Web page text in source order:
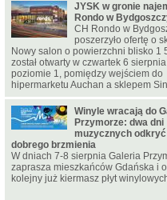
JYSK w gronie
Rondo w
CH Rondo w
poszerzyło ofertę o
Nowy salon o powierzchni blisko 1
został otwarty w czwartek 6
poziomie 1, pomiędzy wejściem do
hipermarketu Auchan a sklepem
Winyle wracają do
Przymorze: dwa dni
muzycznych
dobrego brzmienia
W dniach 7-8 sierpnia Galeria
zaprasza mieszkańców Gdańska i
kolejny już kiermasz płyt